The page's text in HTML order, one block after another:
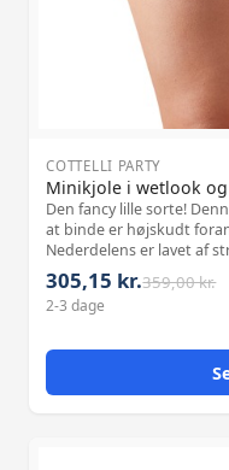
COTTELLI PARTY
Minikjole i wetlook
Den fancy lille sorte!
at binde er højskudt
Nederdelens er lavet af
den gennemsigtige
kontrast! Materiale:
305,15 kr.359,00 kr.
2-3 dage